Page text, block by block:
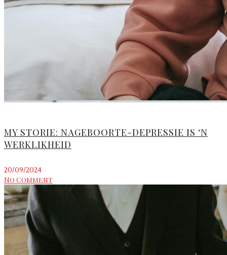
MY STORIE: NAGEBOORTE-DEPRESSIE IS ‘N
WERKLIKHEID
20/09/2024
No Comment